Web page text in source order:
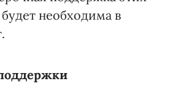
необходима в